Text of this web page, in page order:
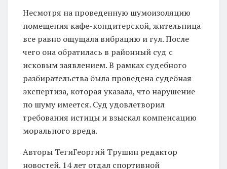
Несмотря на проведенную шумоизоляцию
помещения кафе-кондитерской, жительница
все равно ощущала вибрацию и гул. После
чего она обратилась в районный суд с
исковым заявлением. В рамках судебного
разбирательства была проведена судебная
экспертиза, которая указала, что нарушение
по шуму имеется. Суд удовлетворил
требования истицы и взыскал компенсацию
морального вреда.
Авторы ТегиГеоргий Трушин редактор
новостей. 14 лет отдал спортивной